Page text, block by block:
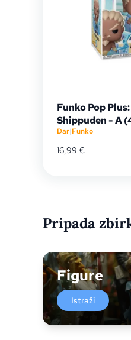
Funko Pop
Shippuden - A
Dar|Funko
16,99 €
Pripada
Figure
Istraži